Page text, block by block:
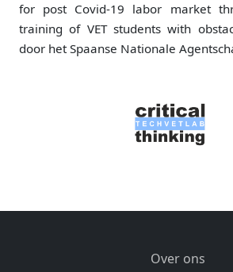
for post Covid-19 labor market
training of VET students with
door het Spaanse Nationale
Over ons